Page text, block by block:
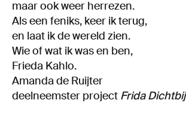
maar ook weer herrezen.
Als een feniks, keer ik terug,
en laat ik de wereld zien.
Wie of wat ik was en ben,
Frieda Kahlo.
Amanda de Ruijter
deelneemster project Frida Dichtbij